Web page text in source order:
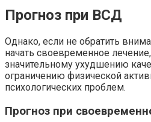
Прогноз при ВСД
Однако, если не обратить
начать своевременное
значительному ухудшению
ограничению физической
психологических проблем.
Прогноз при